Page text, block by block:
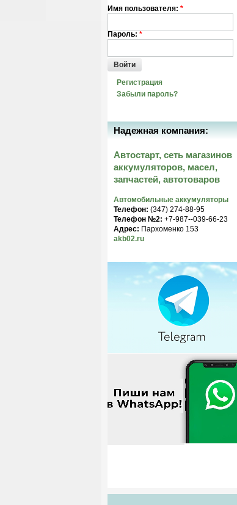
Имя пользователя: *
Пароль: *
Войти
Регистрация
Забыли пароль?
Надежная компания:
Автостарт, сеть магазинов
аккумуляторов, масел,
запчастей, автотоваров
Автомобильные аккумуляторы
Телефон: (347) 274-88-95
Телефон №2: +7-987--039-66-23
Адрес: Пархоменко 153
akb02.ru